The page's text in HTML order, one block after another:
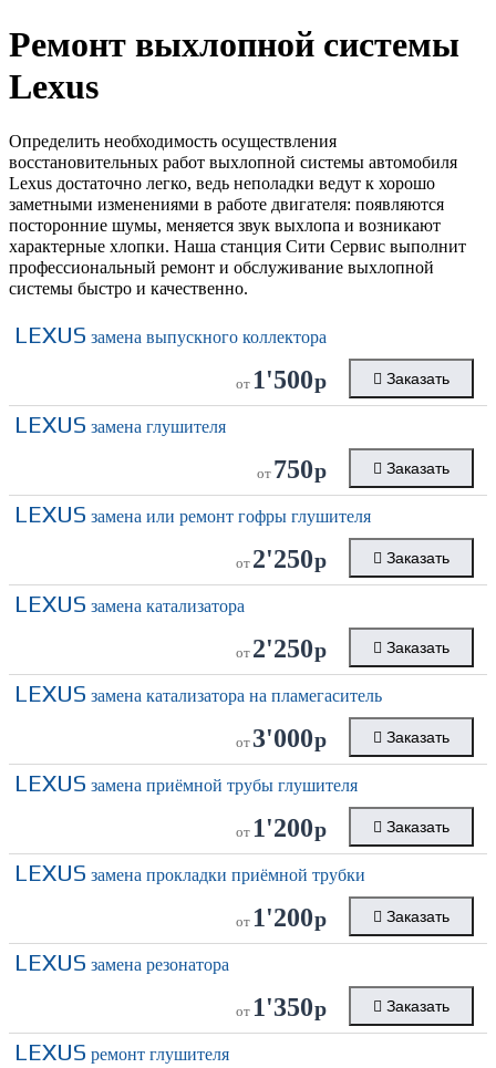
Ремонт выхлопной системы
Lexus
Определить необходимость осуществления
восстановительных работ выхлопной системы автомобиля
Lexus достаточно легко, ведь неполадки ведут к хорошо
заметными изменениями в работе двигателя: появляются
посторонние шумы, меняется звук выхлопа и возникают
характерные хлопки. Наша станция Сити Сервис выполнит
профессиональный ремонт и обслуживание выхлопной
системы быстро и качественно.
LEXUS замена выпускного коллектора
от 1'500р Заказать
LEXUS замена глушителя
от 750р Заказать
LEXUS замена или ремонт гофры глушителя
от 2'250р Заказать
LEXUS замена катализатора
от 2'250р Заказать
LEXUS замена катализатора на пламегаситель
от 3'000р Заказать
LEXUS замена приёмной трубы глушителя
от 1'200р Заказать
LEXUS замена прокладки приёмной трубки
от 1'200р Заказать
LEXUS замена резонатора
от 1'350р Заказать
LEXUS ремонт глушителя